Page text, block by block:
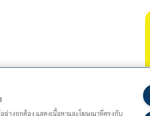
อย่างถูกต้อง แสดงเนื้อหาและโฆษณาที่ตรงกับ